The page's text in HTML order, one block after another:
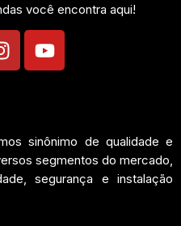
você encontra aqui!
sinônimo de qualidade e
segmentos do mercado,
segurança e instalação